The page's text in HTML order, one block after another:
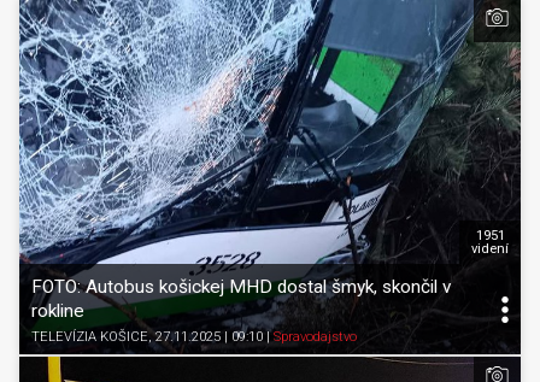
FOTO: Autobus košickej MHD dostal šmyk, skončil v
rokline
TELEVÍZIA KOŠICE, 27.11.2025 | 09:10 |Spravodajstvo
1951
videní